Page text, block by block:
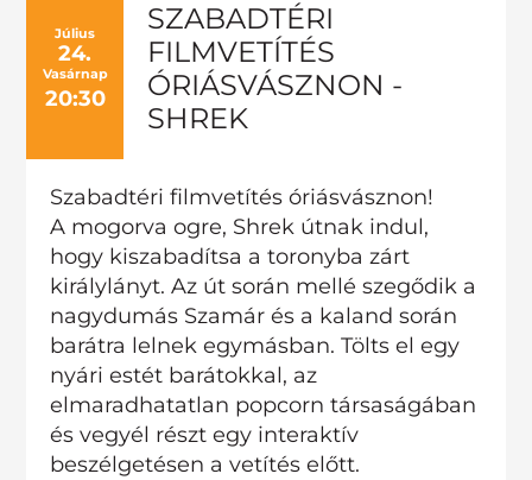
Július
24.
Vasárnap
20:30
SZABADTÉRI
FILMVETÍTÉS
ÓRIÁSVÁSZNON -
SHREK
Szabadtéri filmvetítés óriásvásznon!
A mogorva ogre, Shrek útnak indul,
hogy kiszabadítsa a toronyba zárt
királylányt. Az út során mellé szegődik a
nagydumás Szamár és a kaland során
barátra lelnek egymásban. Tölts el egy
nyári estét barátokkal, az
elmaradhatatlan popcorn társaságában
és vegyél részt egy interaktív
beszélgetésen a vetítés előtt.